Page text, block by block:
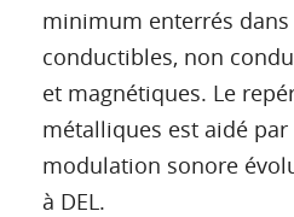
minimum enterrés dans
conductibles, non
et magnétiques. Le
métalliques est aidé
modulation sonore
à DEL.